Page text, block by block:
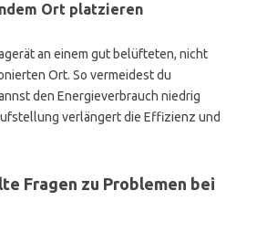
Ort platzieren
an einem gut belüfteten, nicht
Ort. So vermeidest du
den Energieverbrauch niedrig
verlängert die Effizienz und
Fragen zu Problemen bei